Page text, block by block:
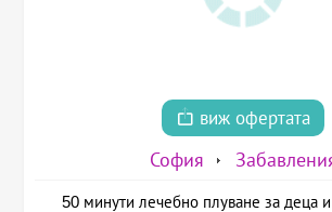
виж офертата
София
50 минути лечебно плуване за деца и